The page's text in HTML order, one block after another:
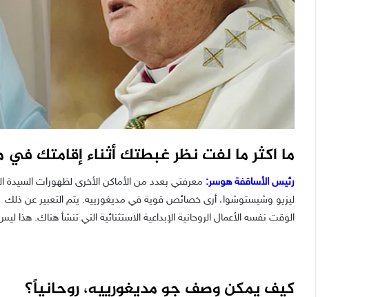
ما اكثر ما لفت نظر غبطتك أثناء إقامتك في
رئيس الأساقفة هوسر: معرفتي بعدد من الأماكن الأخرى لظهورات السيدة
ليزيو وشيستوشوا، أرى خصائص قوية في مديغورييه. يتم التعبير عن ذلك
الوقت نفسه الأعمال الروحانية الإبداعية الاستثنائية التي تنشأ هناك.
كيف يمكن وصف جو مديغورييه، روحانياً؟